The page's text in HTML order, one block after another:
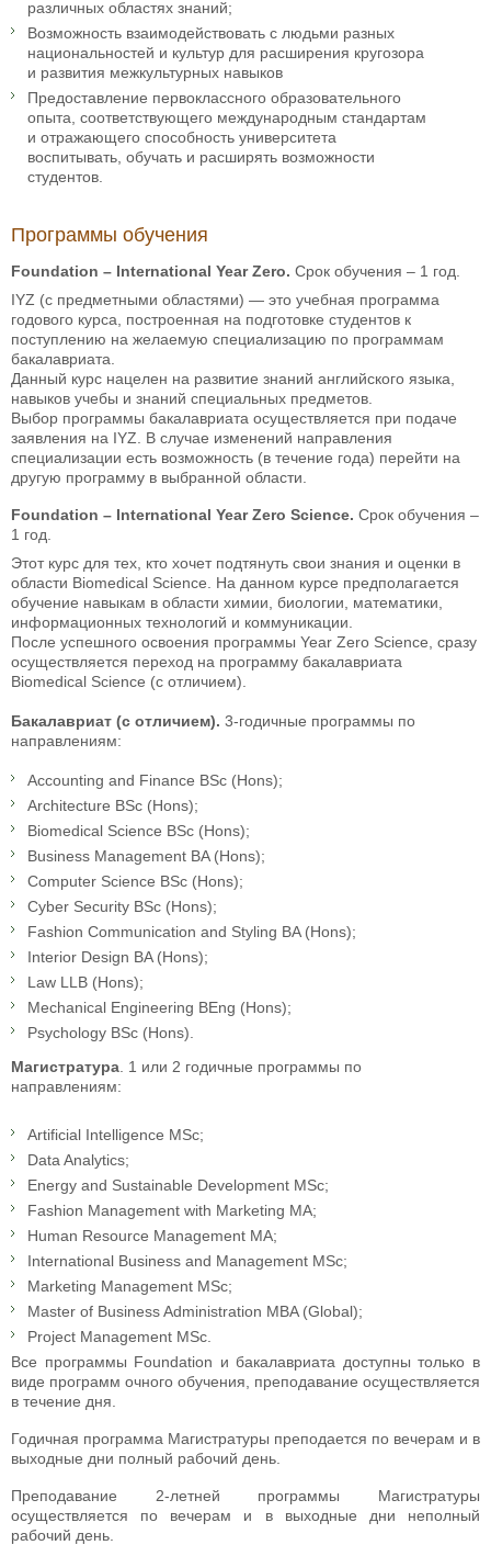
различных областях знаний;
Возможность взаимодействовать с людьми разных
национальностей и культур для расширения кругозора
и развития межкультурных навыков
Предоставление первоклассного образовательного
опыта, соответствующего международным стандартам
и отражающего способность университета
воспитывать, обучать и расширять возможности
студентов.
Программы обучения
Foundation – International Year Zero. Срок обучения – 1 год.
IYZ (с предметными областями) — это учебная программа
годового курса, построенная на подготовке студентов к
поступлению на желаемую специализацию по программам
бакалавриата.
Данный курс нацелен на развитие знаний английского языка,
навыков учебы и знаний специальных предметов.
Выбор программы бакалавриата осуществляется при подаче
заявления на IYZ. В случае изменений направления
специализации есть возможность (в течение года) перейти на
другую программу в выбранной области.
Foundation – International Year Zero Science. Срок обучения –
1 год.
Этот курс для тех, кто хочет подтянуть свои знания и оценки в
области Biomedical Science. На данном курсе предполагается
обучение навыкам в области химии, биологии, математики,
информационных технологий и коммуникации.
После успешного освоения программы Year Zero Science, сразу
осуществляется переход на программу бакалавриата
Biomedical Science (с отличием).
Бакалавриат (с отличием). 3-годичные программы по
направлениям:
Accounting and Finance BSc (Hons);
Architecture BSc (Hons);
Biomedical Science BSc (Hons);
Business Management BA (Hons);
Computer Science BSc (Hons);
Cyber Security BSc (Hons);
Fashion Communication and Styling BA (Hons);
Interior Design BA (Hons);
Law LLB (Hons);
Mechanical Engineering BEng (Hons);
Psychology BSc (Hons).
Магистратура . 1 или 2 годичные программы по
направлениям:
Artificial Intelligence MSc;
Data Analytics;
Energy and Sustainable Development MSc;
Fashion Management with Marketing MA;
Human Resource Management MA;
International Business and Management MSc;
Marketing Management MSc;
Master of Business Administration MBA (Global);
Project Management MSc.
Все программы Foundation и бакалавриата доступны только в
виде программ очного обучения, преподавание осуществляется
в течение дня.
Годичная программа Магистратуры преподается по вечерам и в
выходные дни полный рабочий день.
Преподавание 2-летней программы Магистратуры
осуществляется по вечерам и в выходные дни неполный
рабочий день.